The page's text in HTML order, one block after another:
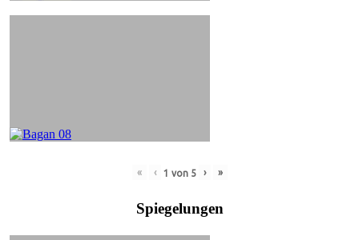
« ‹ 1 von 5 › »
Spiegelungen